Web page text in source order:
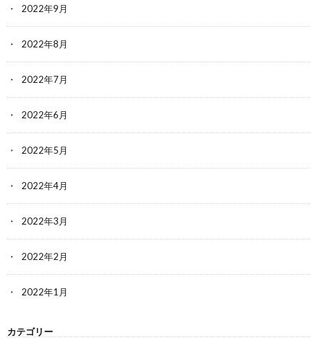
2022年9月
2022年8月
2022年7月
2022年6月
2022年5月
2022年4月
2022年3月
2022年2月
2022年1月
カテゴリー